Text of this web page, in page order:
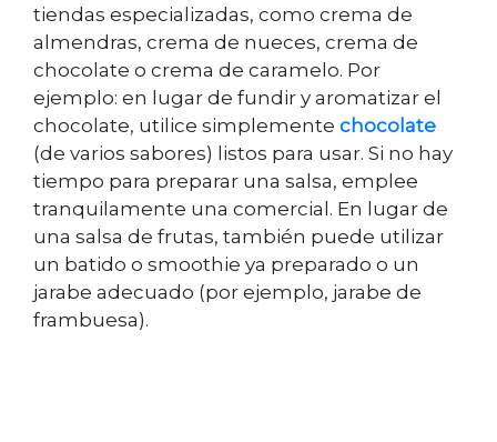
tiendas especializadas, como crema de
almendras, crema de nueces, crema de
chocolate o crema de caramelo. Por
ejemplo: en lugar de fundir y aromatizar el
chocolate, utilice simplemente chocolate
(de varios sabores) listos para usar. Si no hay
tiempo para preparar una salsa, emplee
tranquilamente una comercial. En lugar de
una salsa de frutas, también puede utilizar
un batido o smoothie ya preparado o un
jarabe adecuado (por ejemplo, jarabe de
frambuesa).